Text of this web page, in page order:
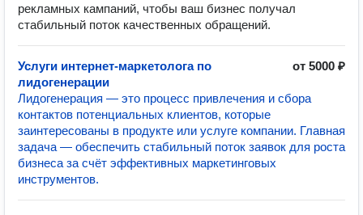
рекламных кампаний, чтобы ваш бизнес получал
стабильный поток качественных обращений.
Услуги интернет-маркетолога по
лидогенерации
от 5000 ₽
Лидогенерация — это процесс привлечения и сбора
контактов потенциальных клиентов, которые
заинтересованы в продукте или услуге компании. Главная
задача — обеспечить стабильный поток заявок для роста
бизнеса за счёт эффективных маркетинговых
инструментов.